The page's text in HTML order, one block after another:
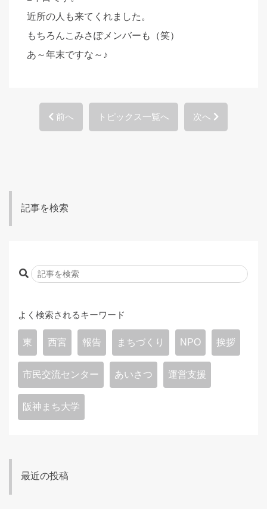
近所の人も来てくれました。
もちろんこみさぽメンバーも（笑）
あ～年末ですな～♪
前へ トピックス一覧へ 次へ
記事を検索
よく検索されるキーワード
東 西宮 報告 まちづくり NPO 挨拶
市民交流センター あいさつ 運営支援
阪神まち大学
最近の投稿